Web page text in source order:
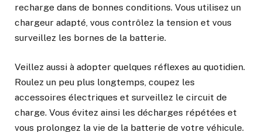
recharge dans de bonnes conditions. Vous utilisez un
chargeur adapté, vous contrôlez la tension et vous
surveillez les bornes de la batterie.
Veillez aussi à adopter quelques réflexes au quotidien.
Roulez un peu plus longtemps, coupez les
accessoires électriques et surveillez le circuit de
charge. Vous évitez ainsi les décharges répétées et
vous prolongez la vie de la batterie de votre véhicule.